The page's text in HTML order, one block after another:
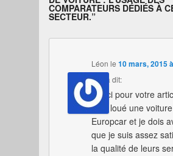
COMPARATEURS DÉDIÉS À
SECTEUR.”
Léon le10 mars, 2015
min
a dit:
Merci pour votre
déjà loué une
Europcar et je dois
que je suis assez
la qualité de leurs